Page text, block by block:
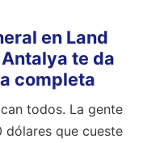
en Land
te da
completa
todos. La gente
dólares que cueste